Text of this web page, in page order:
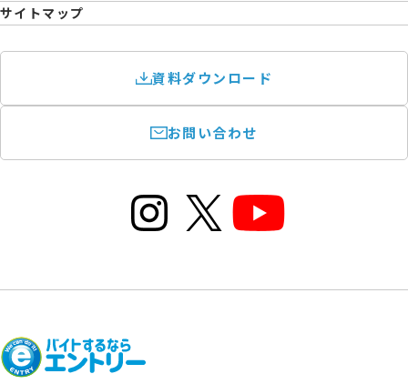
サイトマップ
資料ダウンロード
お問い合わせ